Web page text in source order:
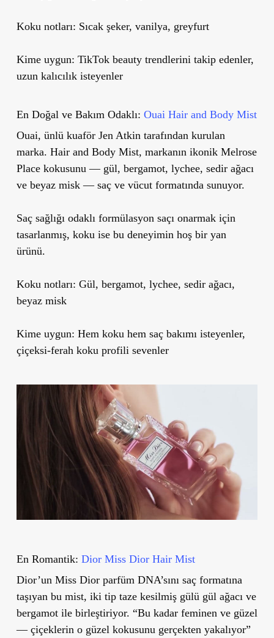
Koku notları: Sıcak şeker, vanilya, greyfurt
Kime uygun: TikTok beauty trendlerini takip edenler,
uzun kalıcılık isteyenler
En Doğal ve Bakım Odaklı: Ouai Hair and Body Mist
Ouai, ünlü kuaför Jen Atkin tarafından kurulan
marka. Hair and Body Mist, markanın ikonik Melrose
Place kokusunu — gül, bergamot, lychee, sedir ağacı
ve beyaz misk — saç ve vücut formatında sunuyor.
Saç sağlığı odaklı formülasyon saçı onarmak için
tasarlanmış, koku ise bu deneyimin hoş bir yan
ürünü.
Koku notları: Gül, bergamot, lychee, sedir ağacı,
beyaz misk
Kime uygun: Hem koku hem saç bakımı isteyenler,
çiçeksi-ferah koku profili sevenler
En Romantik: Dior Miss Dior Hair Mist
Dior’un Miss Dior parfüm DNA’sını saç formatına
taşıyan bu mist, iki tip taze kesilmiş gülü gül ağacı ve
bergamot ile birleştiriyor. “Bu kadar feminen ve güzel
— çiçeklerin o güzel kokusunu gerçekten yakalıyor”